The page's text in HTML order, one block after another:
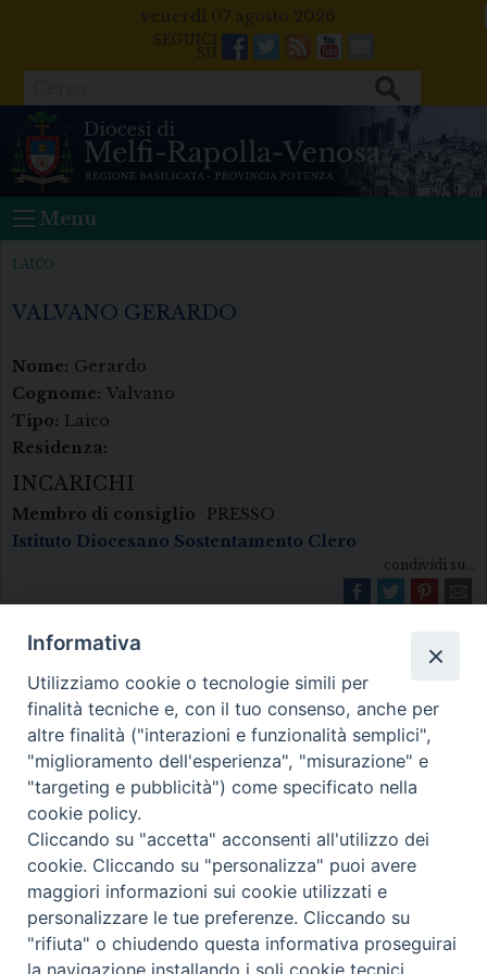
venerdì 07 agosto 2026
Facebook
Twitter
FeedsYoutube
Mail
Menu
LAICO
VALVANO GERARDO
Nome: Gerardo
Cognome: Valvano
Tipo: Laico
Residenza:
INCARICHI
Membro di consiglio
PRESSO
Istituto Diocesano Sostentamento Clero
condividi su...
Diocesi di Melfi Rapolla Venosa
• Largo Duomo, 12 - 85025 MELFI (PZ) •
Tel. 0972238604
PEC ufficiale della Diocesi:
diocesi.melfi_rapolla_venosa@legalmail.it
Informativa
Utilizziamo cookie o tecnologie simili per
finalità tecniche e, con il tuo consenso, anche per
altre finalità ("interazioni e funzionalità semplici",
"miglioramento dell'esperienza", "misurazione" e
"targeting e pubblicità") come specificato nella
cookie policy.
Cliccando su "accetta" acconsenti all'utilizzo dei
cookie. Cliccando su "personalizza" puoi avere
maggiori informazioni sui cookie utilizzati e
personalizzare le tue preferenze. Cliccando su
"rifiuta" o chiudendo questa informativa proseguirai